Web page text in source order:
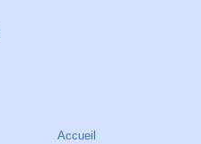
Accueil